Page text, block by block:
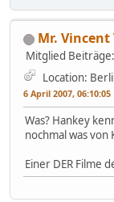
Mr. Vincent
Mitglied
Location:
6 April 2007, 06:10:05
Was? Hankey
nochmal was
Einer DER Filme